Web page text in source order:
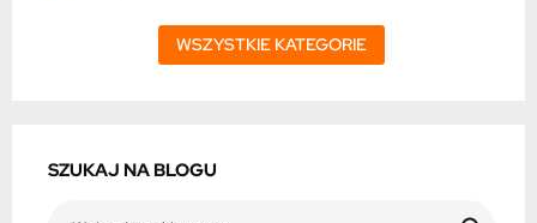
WSZYSTKIE KATEGORIE
SZUKAJ NA BLOGU